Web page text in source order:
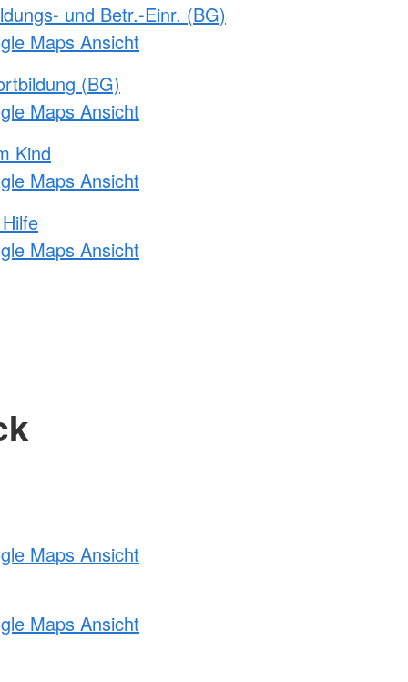
und Betr.-Einr. (BG)
Maps Ansicht
(BG)
Maps Ansicht
Kind
Maps Ansicht
Maps Ansicht
Maps Ansicht
Maps Ansicht